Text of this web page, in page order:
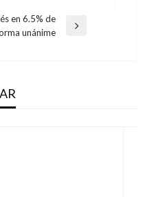
en 6.5% de
unánime